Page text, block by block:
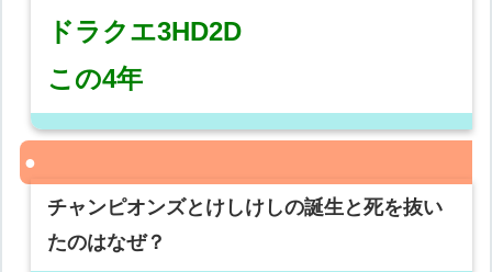
ドラクエ3HD2D
この4年
チャンピオンズとけしけしの誕生と死を抜い
たのはなぜ？